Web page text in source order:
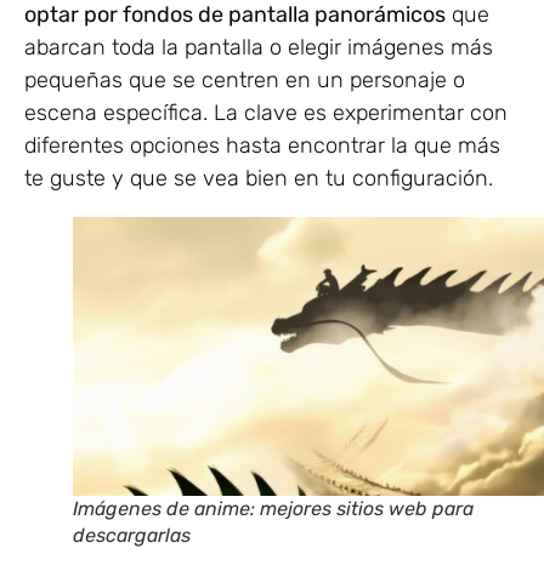
optar por fondos de pantalla panorámicos que
abarcan toda la pantalla o elegir imágenes más
pequeñas que se centren en un personaje o
escena específica. La clave es experimentar con
diferentes opciones hasta encontrar la que más
te guste y que se vea bien en tu configuración.
Imágenes de anime: mejores sitios web para
descargarlas